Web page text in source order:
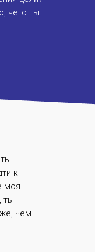
чего ты
к
моя
ты
чем